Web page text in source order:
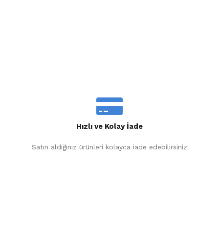
Hızlı ve Kolay İade
Satın aldığınız ürünleri kolayca iade edebilirsiniz